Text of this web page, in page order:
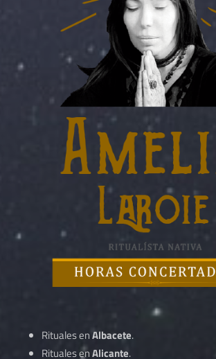
Rituales enAlbacete.
Rituales enAlicante.